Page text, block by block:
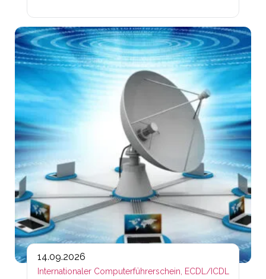
14.09.2026
Internationaler Computerführerschein, ECDL/ICDL